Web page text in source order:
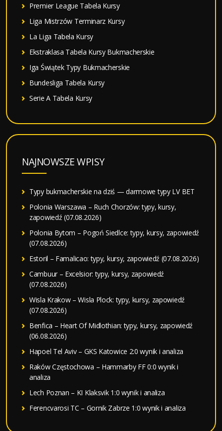
Premier League Tabela Kursy
Liga Mistrzów Terminarz Kursy
La Liga Tabela Kursy
Ekstraklasa Tabela Kursy Bukmacherskie
Iga Świątek Typy Bukmacherskie
Bundesliga Tabela Kursy
Serie A Tabela Kursy
NAJNOWSZE WPISY
Typy bukmacherskie na dziś — darmowe typy LV BET
Polonia Warszawa – Ruch Chorzów: typy, kursy,
zapowiedź (07.08.2026)
Polonia Bytom – Pogoń Siedlce: typy, kursy, zapowiedź
(07.08.2026)
Estoril – Famalicao: typy, kursy, zapowiedź (07.08.2026)
Cambuur – Excelsior: typy, kursy, zapowiedź
(07.08.2026)
Wisla Krakow – Wisla Plock: typy, kursy, zapowiedź
(07.08.2026)
Benfica – Heart Of Midlothian: typy, kursy, zapowiedź
(06.08.2026)
Hapoel Tel Aviv – GKS Katowice 2:0 wynik i analiza
Raków Częstochowa – Hammarby FF 0:0 wynik i
analiza
Lech Poznan – KI Klaksvik 1:0 wynik i analiza
Ferencvarosi TC – Gornik Zabrze 1:0 wynik i analiza